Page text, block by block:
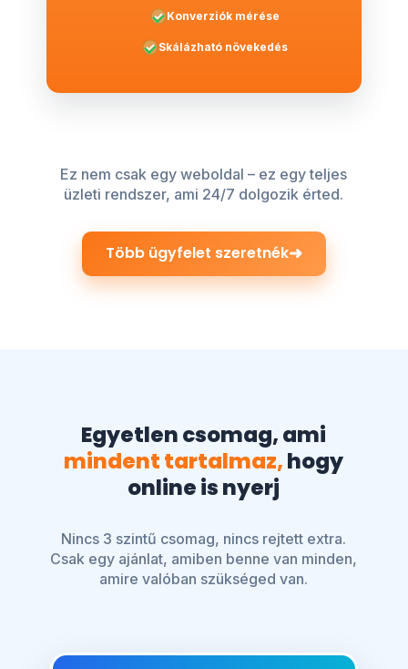
Konverziók mérése
Skálázható növekedés
Ez nem csak egy weboldal – ez egy teljes
üzleti rendszer, ami 24/7 dolgozik érted.
Több ügyfelet szeretnék➜
Egyetlen csomag, ami
mindent tartalmaz,hogy
online is nyerj
Nincs 3 szintű csomag, nincs rejtett extra.
Csak egy ajánlat, amiben benne van minden,
amire valóban szükséged van.